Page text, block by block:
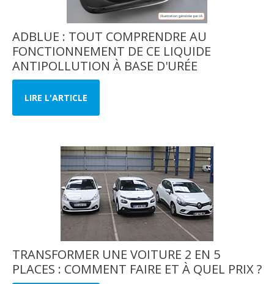
ADBLUE : TOUT COMPRENDRE AU
FONCTIONNEMENT DE CE LIQUIDE
ANTIPOLLUTION À BASE D'URÉE
LIRE L'ARTICLE
TRANSFORMER UNE VOITURE 2 EN 5
PLACES : COMMENT FAIRE ET À QUEL PRIX ?